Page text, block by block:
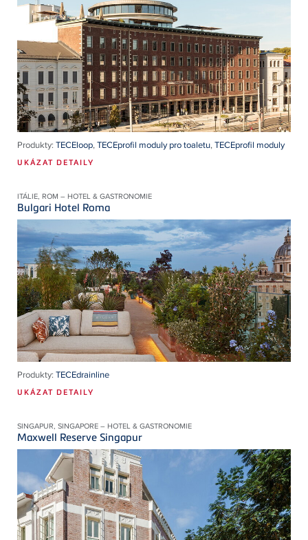
Produkty: TECEloop,TECEprofil moduly pro toaletu,TECEprofil moduly
UKÁZAT DETAILY
ITÁLIE, ROM – HOTEL & GASTRONOMIE
Bulgari Hotel Roma
Produkty: TECEdrainline
UKÁZAT DETAILY
SINGAPUR, SINGAPORE – HOTEL & GASTRONOMIE
Maxwell Reserve Singapur